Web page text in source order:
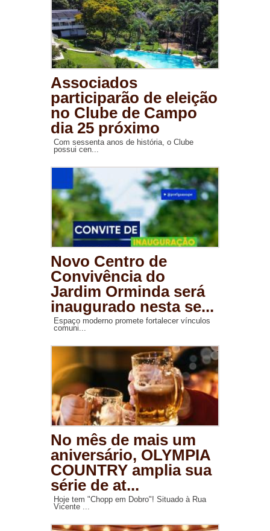
Associados
participarão de eleição
no Clube de Campo
dia 25 próximo
Com sessenta anos de história, o Clube
possui cen...
Novo Centro de
Convivência do
Jardim Orminda será
inaugurado nesta se...
Espaço moderno promete fortalecer vínculos
comuni...
No mês de mais um
aniversário, OLYMPIA
COUNTRY amplia sua
série de at...
Hoje tem "Chopp em Dobro"! Situado à Rua
Vicente ...